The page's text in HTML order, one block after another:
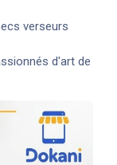
verseurs
d'art de